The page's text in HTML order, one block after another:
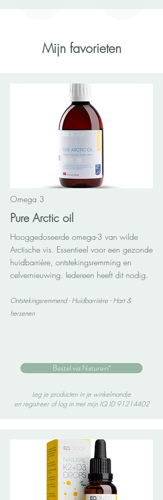
Mijn favorieten
Omega 3
Pure Arctic oil
Hooggedoseerde omega-3 van wilde
Arctische vis. Essentieel voor een gezonde
huidbarrière, ontstekingsremming en
celvernieuwing. Iedereen heeft dit nodig.
Ontstekingsremmend - Huidbarriière - Hart &
hersenen
Bestel via Naturein*
Leg je producten in je winkelmandje
en registreer of log in met mijn IQ ID 91214402